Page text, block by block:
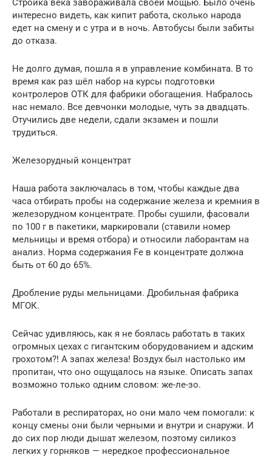
Стройка века завораживала своей мощью. Было очень
интересно видеть, как кипит работа, сколько народа
едет на смену и с утра и в ночь. Автобусы были забиты
до отказа.
Не долго думая, пошла я в управление комбината. В то
время как раз шёл набор на курсы подготовки
контролеров ОТК для фабрики обогащения. Набралось
нас немало. Все девчонки молодые, чуть за двадцать.
Отучились две недели, сдали экзамен и пошли
трудиться.
Железорудный концентрат
Наша работа заключалась в том, чтобы каждые два
часа отбирать пробы на содержание железа и кремния в
железорудном концентрате. Пробы сушили, фасовали
по 100 г в пакетики, маркировали (ставили номер
мельницы и время отбора) и относили лаборантам на
анализ. Норма содержания Fe в концентрате должна
быть от 60 до 65%.
Дробление руды мельницами. Дробильная фабрика
МГОК.
Сейчас удивляюсь, как я не боялась работать в таких
огромных цехах с гигантским оборудованием и адским
грохотом?! А запах железа! Воздух был настолько им
пропитан, что оно ощущалось на языке. Описать запах
возможно только одним словом: же-ле-зо.
Работали в респираторах, но они мало чем помогали: к
концу смены они были черными и внутри и снаружи. И
до сих пор люди дышат железом, поэтому силикоз
легких у горняков — нередкое профессиональное